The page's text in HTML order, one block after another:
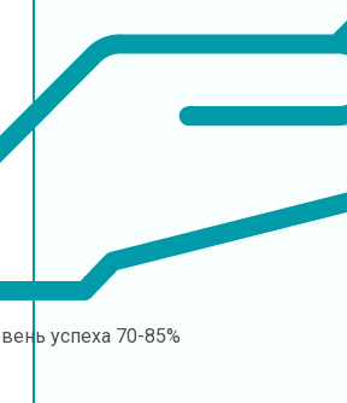
успеха 70-85%